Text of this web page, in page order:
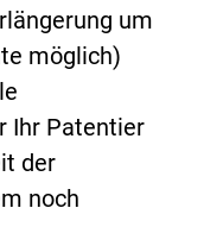
um
möglich)
Ihr Patentier
der
noch